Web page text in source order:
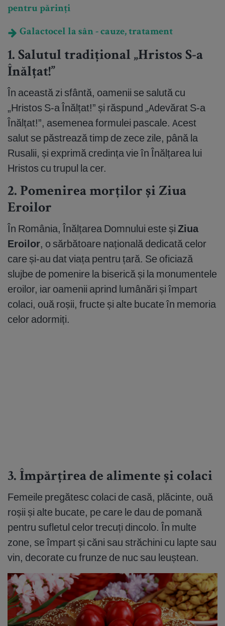
pentru părinți
Galactocel la sân - cauze, tratament
1. Salutul tradițional „Hristos S-a
Înălțat!”
În această zi sfântă, oamenii se salută cu
„Hristos S-a Înălțat!” și răspund „Adevărat S-a
Înălțat!”, asemenea formulei pascale. Acest
salut se păstrează timp de zece zile, până la
Rusalii, și exprimă credința vie în Înălțarea lui
Hristos cu trupul la cer.
2. Pomenirea morților și Ziua
Eroilor
În România, Înălțarea Domnului este și Ziua
Eroilor, o sărbătoare națională dedicată celor
care și-au dat viața pentru țară. Se oficiază
slujbe de pomenire la biserică și la monumentele
eroilor, iar oamenii aprind lumânări și împart
colaci, ouă roșii, fructe și alte bucate în memoria
celor adormiți.
3. Împărțirea de alimente și colaci
Femeile pregătesc colaci de casă, plăcinte, ouă
roșii și alte bucate, pe care le dau de pomană
pentru sufletul celor trecuți dincolo. În multe
zone, se împart și căni sau străchini cu lapte sau
vin, decorate cu frunze de nuc sau leuștean.